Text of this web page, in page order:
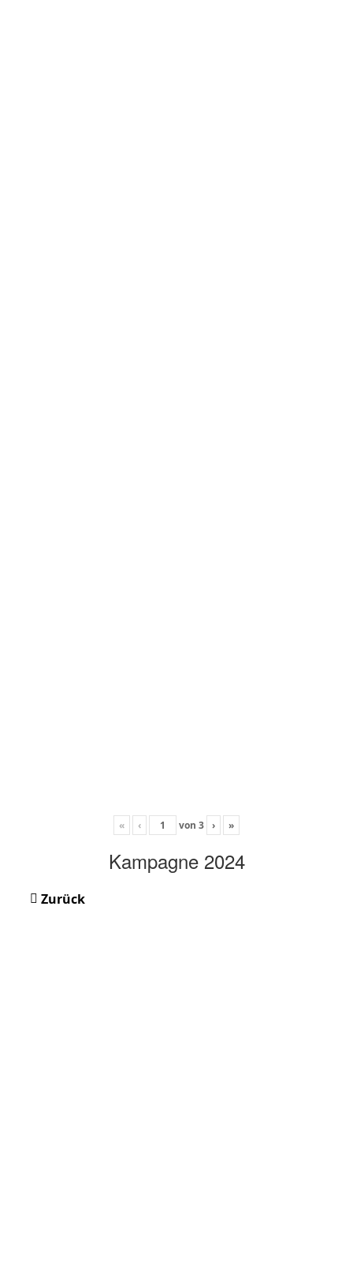
« ‹ von 3 › »
Kampagne 2024
Zurück